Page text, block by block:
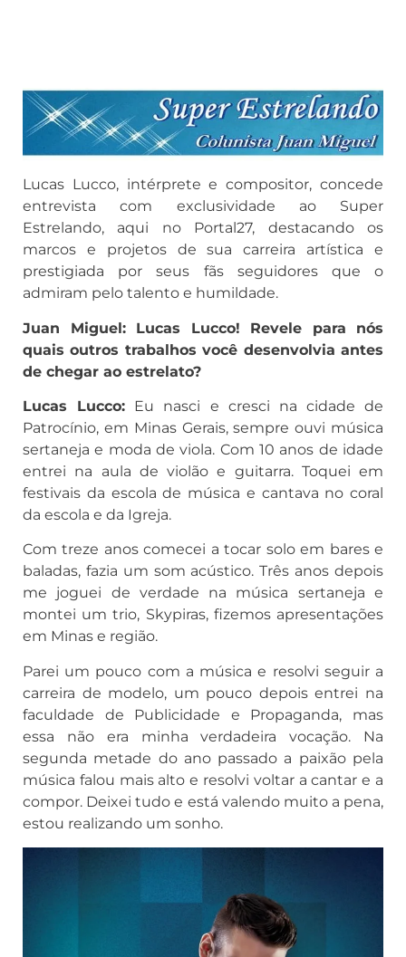
Lucas Lucco, intérprete e compositor, concede
entrevista com exclusividade ao Super
Estrelando, aqui no Portal27, destacando os
marcos e projetos de sua carreira artística e
prestigiada por seus fãs seguidores que o
admiram pelo talento e humildade.
Juan Miguel: Lucas Lucco! Revele para nós
quais outros trabalhos você desenvolvia antes
de chegar ao estrelato?
Lucas Lucco: Eu nasci e cresci na cidade de
Patrocínio, em Minas Gerais, sempre ouvi música
sertaneja e moda de viola. Com 10 anos de idade
entrei na aula de violão e guitarra. Toquei em
festivais da escola de música e cantava no coral
da escola e da Igreja.
Com treze anos comecei a tocar solo em bares e
baladas, fazia um som acústico. Três anos depois
me joguei de verdade na música sertaneja e
montei um trio, Skypiras, fizemos apresentações
em Minas e região.
Parei um pouco com a música e resolvi seguir a
carreira de modelo, um pouco depois entrei na
faculdade de Publicidade e Propaganda, mas
essa não era minha verdadeira vocação. Na
segunda metade do ano passado a paixão pela
música falou mais alto e resolvi voltar a cantar e a
compor. Deixei tudo e está valendo muito a pena,
estou realizando um sonho.